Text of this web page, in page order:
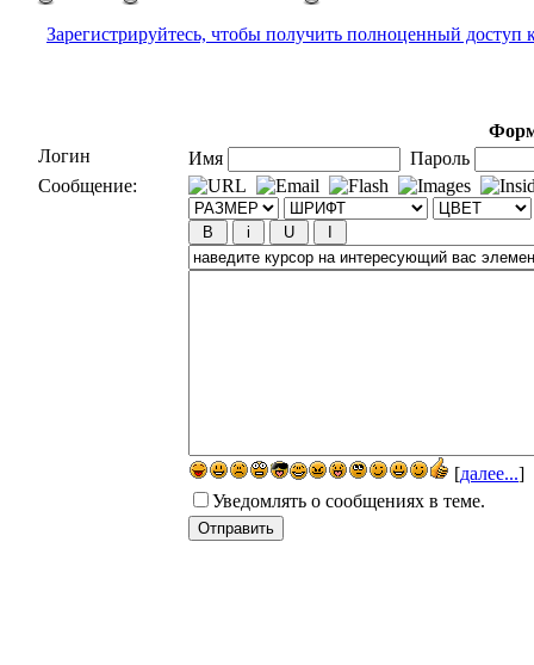
Зарегистрируйтесь, чтобы получить полноценный доступ
Логин
Имя
Пароль
Сообщение:
[далее...]
Уведомлять о сообщениях в теме.